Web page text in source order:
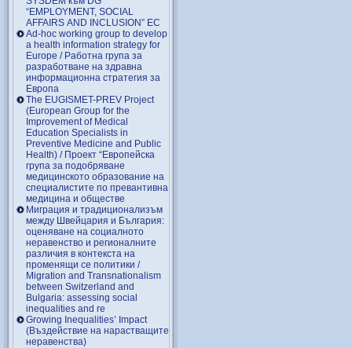
“EMPLOYMENT, SOCIAL
AFFAIRS AND INCLUSION” EC
Ad-hoc working group to develop
a health information strategy for
Europe / Работна група за
разработване на здравна
информационна стратегия за
Европа
The EUGISMET-PREV Project
(European Group for the
Improvement of Medical
Education Specialists in
Preventive Medicine and Public
Health) / Проект “Европейска
група за подобряване
медицинското образование на
специалистите по превантивна
медицина и обществе
Миграция и традиционализъм
между Швейцария и България:
оценяване на социалното
неравенство и регионалните
различия в контекста на
променящи се политики /
Migration and Transnationalism
between Switzerland and
Bulgaria: assessing social
inequalities and re
Growing Inequalities’ Impact
(Въздействие на нарастващите
неравенства)